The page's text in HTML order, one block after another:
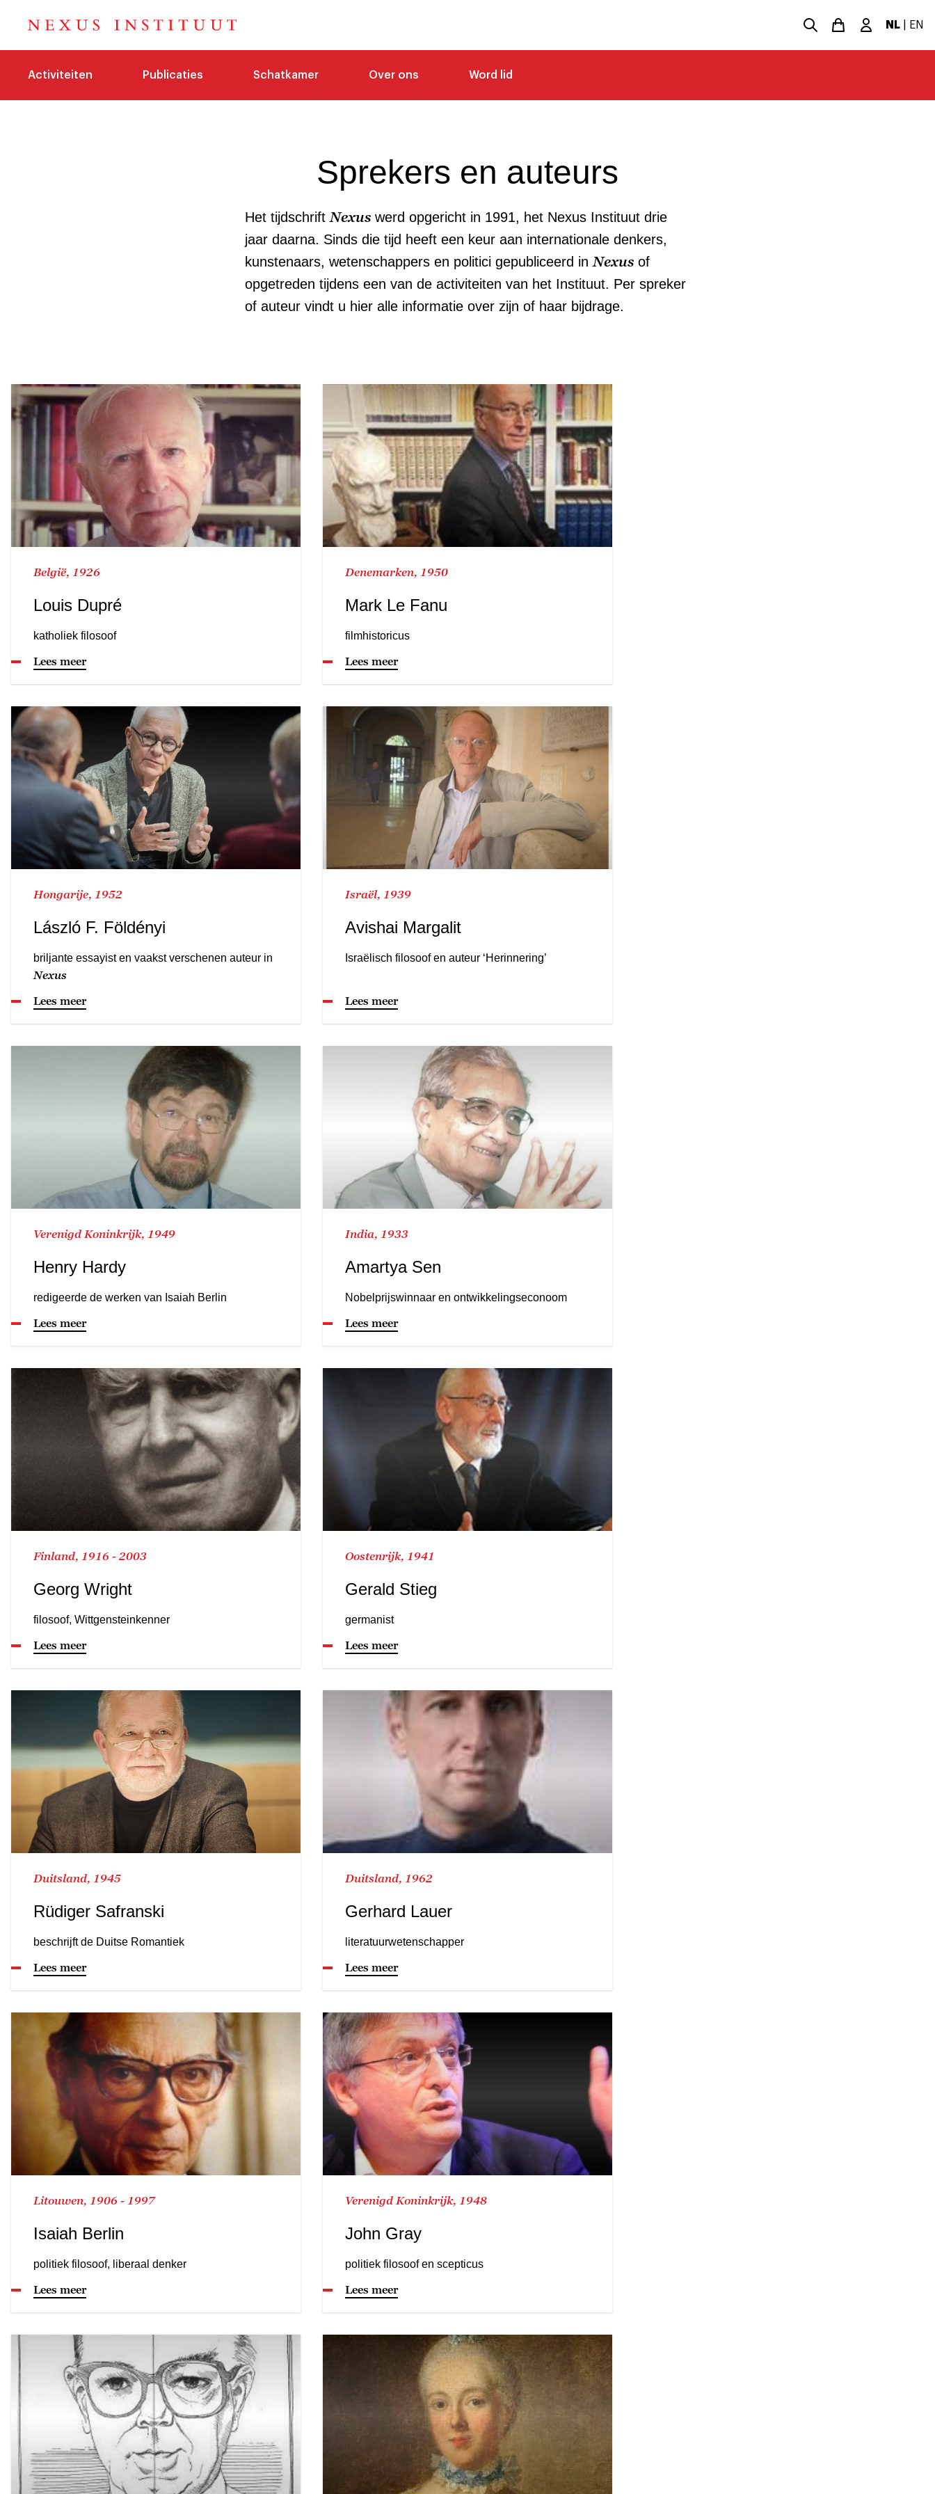
NL EN
Activiteiten Publicaties Schatkamer Over ons Word lid
Sprekers en auteurs
Het tijdschrift Nexus werd opgericht in 1991, het Nexus Instituut drie
jaar daarna. Sinds die tijd heeft een keur aan internationale denkers,
kunstenaars, wetenschappers en politici gepubliceerd in Nexus of
opgetreden tijdens een van de activiteiten van het Instituut. Per spreker
of auteur vindt u hier alle informatie over zijn of haar bijdrage.
België, 1926
Louis Dupré
katholiek filosoof
Lees meer
Denemarken, 1950
Mark Le Fanu
filmhistoricus
Lees meer
Hongarije, 1952
László F. Földényi
briljante essayist en vaakst verschenen auteur in
Nexus
Lees meer
Israël, 1939
Avishai Margalit
Israëlisch filosoof en auteur ‘Herinnering’
Lees meer
Verenigd Koninkrijk, 1949
Henry Hardy
redigeerde de werken van Isaiah Berlin
Lees meer
India, 1933
Amartya Sen
Nobelprijswinnaar en ontwikkelingseconoom
Lees meer
Finland, 1916 - 2003
Georg Wright
filosoof, Wittgensteinkenner
Lees meer
Oostenrijk, 1941
Gerald Stieg
germanist
Lees meer
Duitsland, 1945
Rüdiger Safranski
beschrijft de Duitse Romantiek
Lees meer
Duitsland, 1962
Gerhard Lauer
literatuurwetenschapper
Lees meer
Litouwen, 1906 - 1997
Isaiah Berlin
politiek filosoof, liberaal denker
Lees meer
Verenigd Koninkrijk, 1948
John Gray
politiek filosoof en scepticus
Lees meer